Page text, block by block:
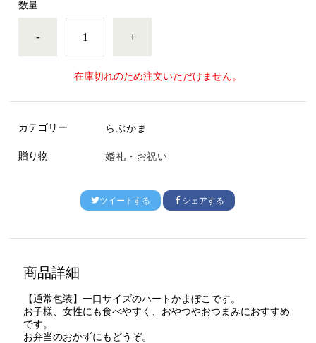
数量
- +
在庫切れのため注文いただけません。
カテゴリー らぶかま
贈り物 婚礼・お祝い
ツイートする シェアする
商品詳細
【通常包装】一口サイズのハートかまぼこです。
お子様、女性にも食べやすく、おやつやおつまみにおすすめ
です。
お弁当のおかずにもどうぞ。